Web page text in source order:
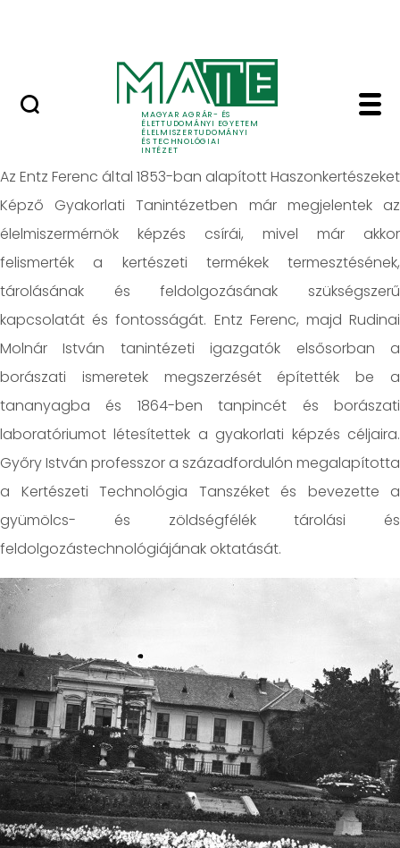
MAGYAR AGRÁR- ÉS
ÉLETTUDOMÁNYI EGYETEM
ÉLELMISZERTUDOMÁNYI
ÉS TECHNOLÓGIAI
INTÉZET
Bemutatkozás -
Bemutatkozás
Az Entz Ferenc által 1853-ban alapított Haszonkertészeket
Képző Gyakorlati Tanintézetben már megjelentek az
élelmiszermérnök képzés csírái, mivel már akkor
felismerték a kertészeti termékek termesztésének,
tárolásának és feldolgozásának szükségszerű
kapcsolatát és fontosságát. Entz Ferenc, majd Rudinai
Molnár István tanintézeti igazgatók elsősorban a
borászati ismeretek megszerzését építették be a
tananyagba és 1864-ben tanpincét és borászati
laboratóriumot létesítettek a gyakorlati képzés céljaira.
Győry István professzor a századfordulón megalapította
a Kertészeti Technológia Tanszéket és bevezette a
gyümölcs- és zöldségfélék tárolási és
feldolgozástechnológiájának oktatását.